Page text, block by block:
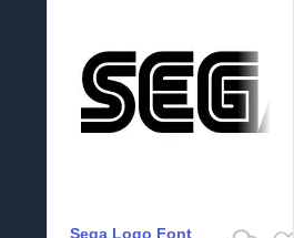
Sega Logo Font